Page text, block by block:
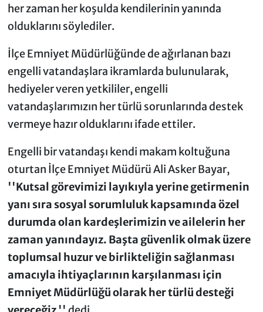
her zaman her koşulda kendilerinin yanında
olduklarını söylediler.
İlçe Emniyet Müdürlüğünde de ağırlanan bazı
engelli vatandaşlara ikramlarda bulunularak,
hediyeler veren yetkililer, engelli
vatandaşlarımızın her türlü sorunlarında destek
vermeye hazır olduklarını ifade ettiler.
Engelli bir vatandaşı kendi makam koltuğuna
oturtan İlçe Emniyet Müdürü Ali Asker Bayar,
''Kutsal görevimizi layıkıyla yerine getirmenin
yanı sıra sosyal sorumluluk kapsamında özel
durumda olan kardeşlerimizin ve ailelerin her
zaman yanındayız. Başta güvenlik olmak üzere
toplumsal huzur ve birlikteliğin sağlanması
amacıyla ihtiyaçlarının karşılanması için
Emniyet Müdürlüğü olarak her türlü desteği